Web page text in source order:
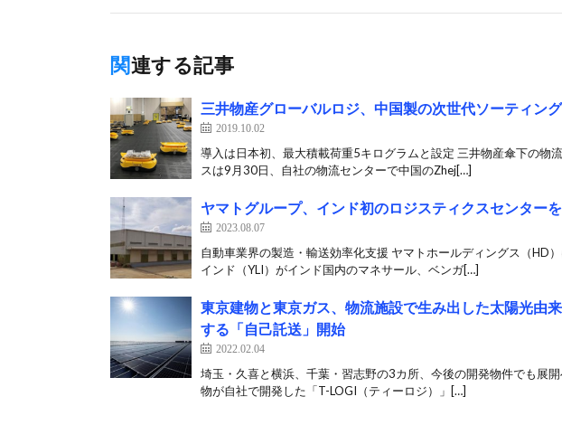
関連する記事
三井物産グローバルロジ、中国製の次世代ソーティン
2019.10.02
導入は日本初、最大積載荷重5キログラムと設定 三井物産傘下の物
スは9月30日、自社の物流センターで中国のZhej[…]
ヤマトグループ、インド初のロジスティクスセンター
2023.08.07
自動車業界の製造・輸送効率化支援 ヤマトホールディングス（HD
インド（YLI）がインド国内のマネサール、ベンガ[…]
東京建物と東京ガス、物流施設で生み出した太陽光由
する「自己託送」開始
2022.02.04
埼玉・久喜と横浜、千葉・習志野の3カ所、今後の開発物件でも展
物が自社で開発した「T-LOGI（ティーロジ）」[…]